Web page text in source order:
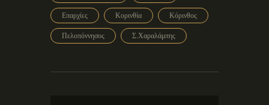
Επαρχίες Κορινθία Κόρινθος
Πελοπόννησος Σ.Χαραλάμπης